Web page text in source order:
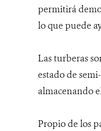
permitirá
lo que puede
Las turberas
estado de
almacenando
Propio de los